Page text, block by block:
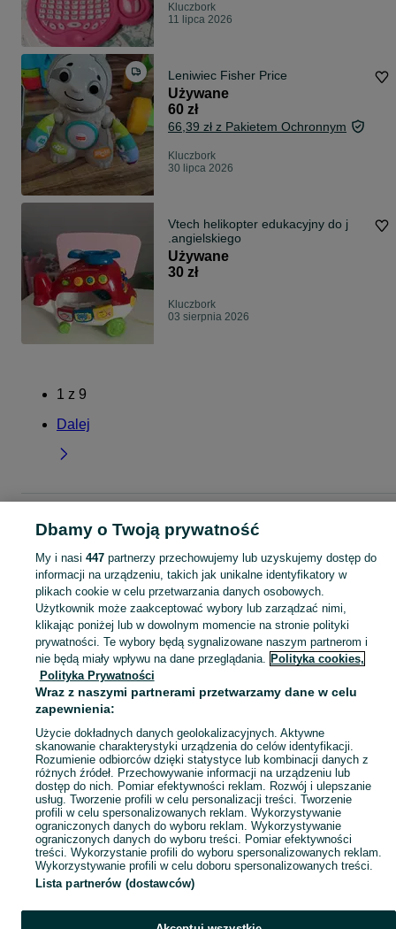
Kluczbork
11 lipca 2026
Leniwiec Fisher Price
Używane
60 zł
66,39 zł z Pakietem Ochronnym
Kluczbork
30 lipca 2026
Vtech helikopter edukacyjny do j
.angielskiego
Używane
30 zł
Kluczbork
03 sierpnia 2026
1 z 9
Dalej
edukacyjne - Opolskie
Zabawki edukacyjne - Kluczbork
KATEGORIA
domek ogrodowy dla dzieci,basen z kulkami,zabawki ogrodowe,zabawki
Zobacz
Mapa kategorii
Mapa miejscowości
Mapa ministron
Popularne wyszukiwania
Dbamy o Twoją prywatność
My i nasi 447partnerzy przechowujemy lub uzyskujemy dostęp do
informacji na urządzeniu, takich jak unikalne identyfikatory w
plikach cookie w celu przetwarzania danych osobowych.
Użytkownik może zaakceptować wybory lub zarządzać nimi,
klikając poniżej lub w dowolnym momencie na stronie polityki
prywatności. Te wybory będą sygnalizowane naszym partnerom i
nie będą miały wpływu na dane przeglądania. Polityka cookies,
Polityka Prywatności
Wraz z naszymi partnerami przetwarzamy dane w celu
zapewnienia:
Użycie dokładnych danych geolokalizacyjnych. Aktywne
skanowanie charakterystyki urządzenia do celów identyfikacji.
Rozumienie odbiorców dzięki statystyce lub kombinacji danych z
różnych źródeł. Przechowywanie informacji na urządzeniu lub
dostęp do nich. Pomiar efektywności reklam. Rozwój i ulepszanie
usług. Tworzenie profili w celu personalizacji treści. Tworzenie
profili w celu spersonalizowanych reklam. Wykorzystywanie
ograniczonych danych do wyboru reklam. Wykorzystywanie
ograniczonych danych do wyboru treści. Pomiar efektywności
treści. Wykorzystanie profili do wyboru spersonalizowanych reklam.
Wykorzystywanie profili w celu doboru spersonalizowanych treści.
Lista partnerów (dostawców)